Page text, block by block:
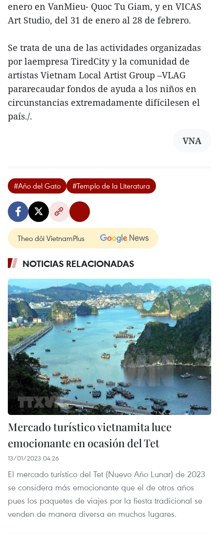
enero en VanMieu- Quoc Tu Giam, y en VICAS
Art Studio, del 31 de enero al 28 de febrero.
Se trata de una de las actividades organizadas
por laempresa TiredCity y la comunidad de
artistas Vietnam Local Artist Group –VLAG
pararecaudar fondos de ayuda a los niños en
circunstancias extremadamente difícilesen el
país./.
VNA
#Año del Gato #Templo de la Literatura
Theo dõi VietnamPlus
NOTICIAS RELACIONADAS
Mercado turístico vietnamita luce
emocionante en ocasión del Tet
13/01/2023 04:26
El mercado turístico del Tet (Nuevo Año Lunar) de 2023
se considera más emocionante que el de otros años
pues los paquetes de viajes por la fiesta tradicional se
venden de manera diversa en muchos lugares.